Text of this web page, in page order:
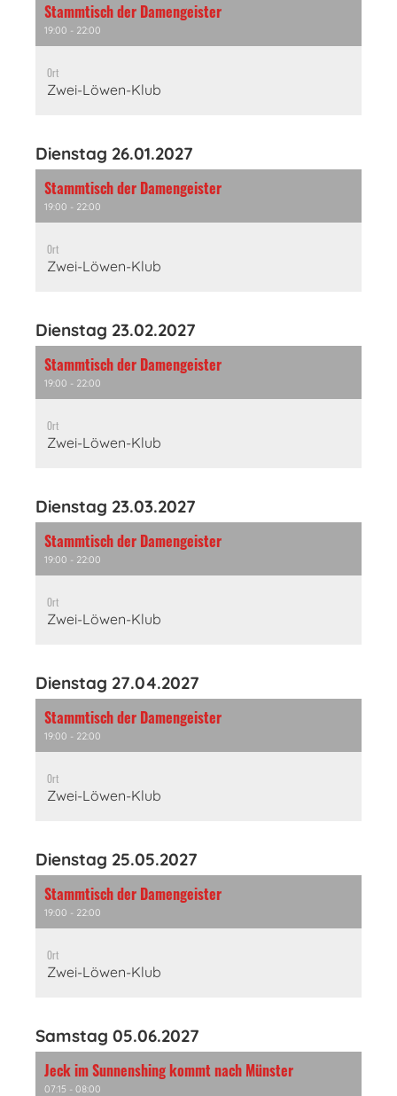
Stammtisch der Damengeister
19:00 - 22:00
Ort
Zwei-Löwen-Klub
Dienstag 26.01.2027
Stammtisch der Damengeister
19:00 - 22:00
Ort
Zwei-Löwen-Klub
Dienstag 23.02.2027
Stammtisch der Damengeister
19:00 - 22:00
Ort
Zwei-Löwen-Klub
Dienstag 23.03.2027
Stammtisch der Damengeister
19:00 - 22:00
Ort
Zwei-Löwen-Klub
Dienstag 27.04.2027
Stammtisch der Damengeister
19:00 - 22:00
Ort
Zwei-Löwen-Klub
Dienstag 25.05.2027
Stammtisch der Damengeister
19:00 - 22:00
Ort
Zwei-Löwen-Klub
Samstag 05.06.2027
Jeck im Sunnenshing kommt nach Münster
07:15 - 08:00